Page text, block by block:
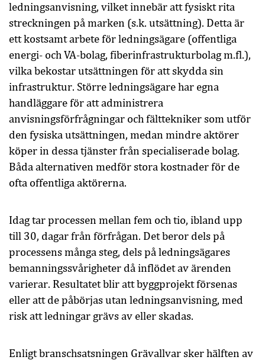
ledningsanvisning, vilket innebär att fysiskt rita
streckningen på marken (s.k. utsättning). Detta är
ett kostsamt arbete för ledningsägare (offentliga
energi- och VA-bolag, fiberinfrastrukturbolag m.fl.),
vilka bekostar utsättningen för att skydda sin
infrastruktur. Större ledningsägare har egna
handläggare för att administrera
anvisningsförfrågningar och fälttekniker som utför
den fysiska utsättningen, medan mindre aktörer
köper in dessa tjänster från specialiserade bolag.
Båda alternativen medför stora kostnader för de
ofta offentliga aktörerna.
Idag tar processen mellan fem och tio, ibland upp
till 30, dagar från förfrågan. Det beror dels på
processens många steg, dels på ledningsägares
bemanningssvårigheter då inflödet av ärenden
varierar. Resultatet blir att byggprojekt försenas
eller att de påbörjas utan ledningsanvisning, med
risk att ledningar grävs av eller skadas.
Enligt branschsatsningen Grävallvar sker hälften av